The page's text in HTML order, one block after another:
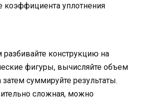
коэффициента уплотнения
конструкцию на
фигуры, вычисляйте объем
суммируйте результаты.
сложная, можно